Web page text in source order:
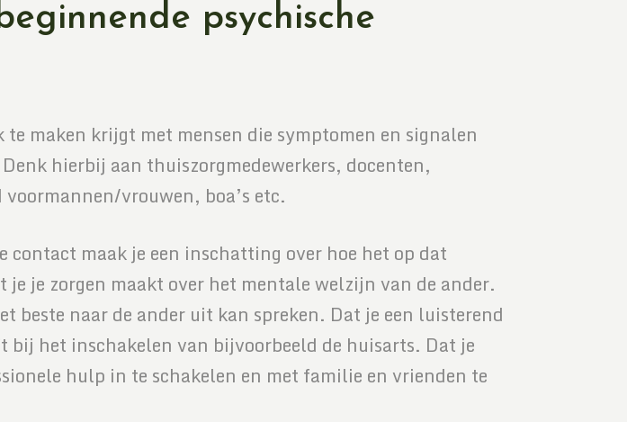
psychische
maken krijgt met mensen die symptomen en signalen
hierbij aan thuiszorgmedewerkers, docenten,
vrouwen, boa’s etc.
maak je een inschatting over hoe het op dat
je zorgen maakt over het mentale welzijn van de ander.
beste naar de ander uit kan spreken. Dat je een luisterend
het inschakelen van bijvoorbeeld de huisarts. Dat je
hulp in te schakelen en met familie en vrienden te